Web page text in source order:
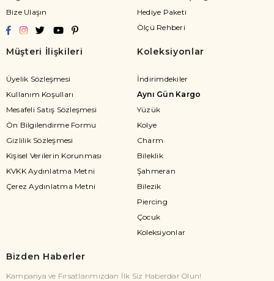
Bize Ulaşın
Hediye Paketi
Ölçü Rehberi
Müşteri İlişkileri
Üyelik Sözleşmesi
Kullanım Koşulları
Mesafeli Satış Sözleşmesi
Ön Bilgilendirme Formu
Gizlilik Sözleşmesi
Kişisel Verilerin Korunması
KVKK Aydınlatma Metni
Çerez Aydınlatma Metni
Koleksiyonlar
İndirimdekiler
Aynı Gün Kargo
Yüzük
Kolye
Charm
Bileklik
Şahmeran
Bilezik
Piercing
Çocuk
Koleksiyonlar
Bizden Haberler
Kampanya ve Fırsatlarımızdan İlk Siz Haberdar Olun!